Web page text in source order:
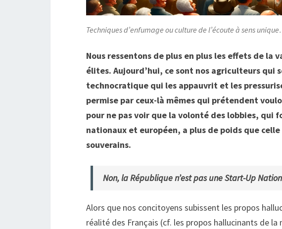
Techniques d’enfumage ou culture de l’écoute à sens
Nous ressentons de plus en plus les effets de la
élites. Aujourd’hui, ce sont nos agriculteurs qui
technocratique qui les appauvrit et les
permise par ceux-là mêmes qui prétendent
pour ne pas voir que la volonté des lobbies, qui
nationaux et européen, a plus de poids que
souverains.
Non, la République n’est pas une Start-Up
Alors que nos concitoyens subissent les propos
réalité des Français (cf. les propos hallucinants de